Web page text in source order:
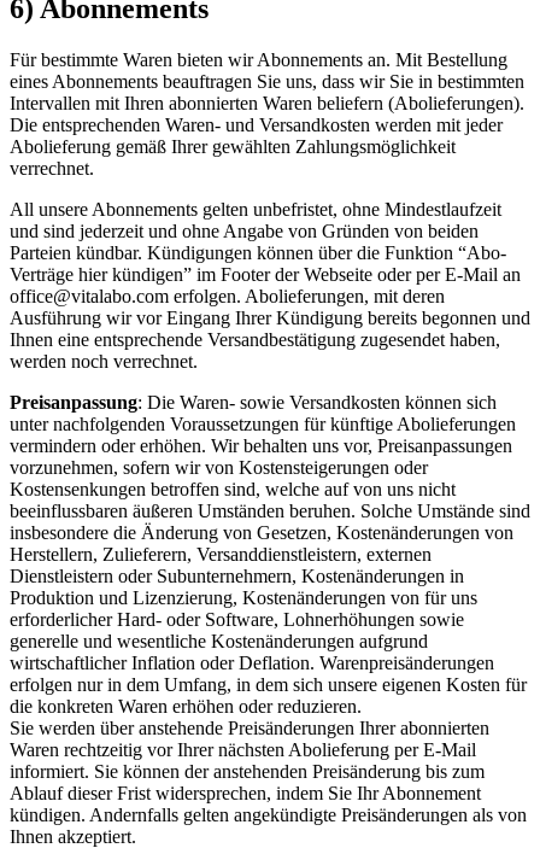
6) Abonnements
Für bestimmte Waren bieten wir Abonnements an. Mit Bestellung
eines Abonnements beauftragen Sie uns, dass wir Sie in bestimmten
Intervallen mit Ihren abonnierten Waren beliefern (Abolieferungen).
Die entsprechenden Waren- und Versandkosten werden mit jeder
Abolieferung gemäß Ihrer gewählten Zahlungsmöglichkeit
verrechnet.
All unsere Abonnements gelten unbefristet, ohne Mindestlaufzeit
und sind jederzeit und ohne Angabe von Gründen von beiden
Parteien kündbar. Kündigungen können über die Funktion “Abo-
Verträge hier kündigen” im Footer der Webseite oder per E-Mail an
office@vitalabo.com erfolgen. Abolieferungen, mit deren
Ausführung wir vor Eingang Ihrer Kündigung bereits begonnen und
Ihnen eine entsprechende Versandbestätigung zugesendet haben,
werden noch verrechnet.
Preisanpassung: Die Waren- sowie Versandkosten können sich
unter nachfolgenden Voraussetzungen für künftige Abolieferungen
vermindern oder erhöhen. Wir behalten uns vor, Preisanpassungen
vorzunehmen, sofern wir von Kostensteigerungen oder
Kostensenkungen betroffen sind, welche auf von uns nicht
beeinflussbaren äußeren Umständen beruhen. Solche Umstände sind
insbesondere die Änderung von Gesetzen, Kostenänderungen von
Herstellern, Zulieferern, Versanddienstleistern, externen
Dienstleistern oder Subunternehmern, Kostenänderungen in
Produktion und Lizenzierung, Kostenänderungen von für uns
erforderlicher Hard- oder Software, Lohnerhöhungen sowie
generelle und wesentliche Kostenänderungen aufgrund
wirtschaftlicher Inflation oder Deflation. Warenpreisänderungen
erfolgen nur in dem Umfang, in dem sich unsere eigenen Kosten für
die konkreten Waren erhöhen oder reduzieren.
Sie werden über anstehende Preisänderungen Ihrer abonnierten
Waren rechtzeitig vor Ihrer nächsten Abolieferung per E-Mail
informiert. Sie können der anstehenden Preisänderung bis zum
Ablauf dieser Frist widersprechen, indem Sie Ihr Abonnement
kündigen. Andernfalls gelten angekündigte Preisänderungen als von
Ihnen akzeptiert.